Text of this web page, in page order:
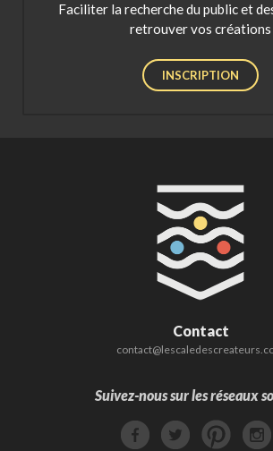
Faciliter la recherche du public et
retrouver vos créations
INSCRIPTION
Contact
Suivez-nous sur les réseaux